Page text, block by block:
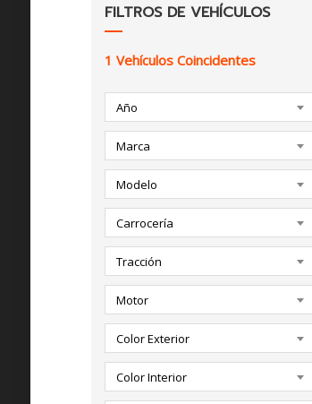
FILTROS DE VEHÍCULOS
1 Vehículos Coincidentes
Año
Marca
Modelo
Carrocería
Tracción
Motor
Color Exterior
Color Interior